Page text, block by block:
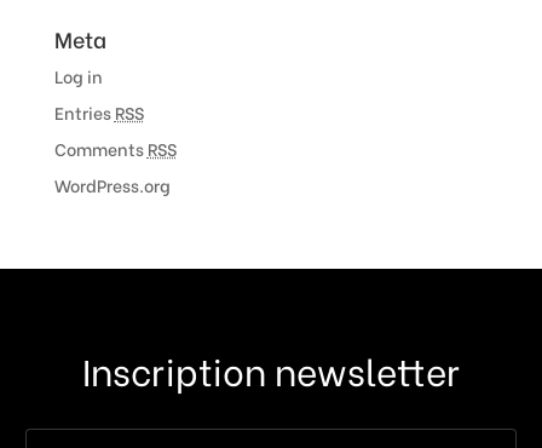
Meta
Log in
EntriesRSS
CommentsRSS
WordPress.org
Inscription newsletter